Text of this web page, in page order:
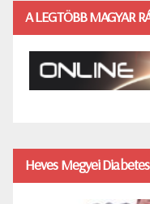
A LEGTÖBB MAGYAR
Heves Megyei